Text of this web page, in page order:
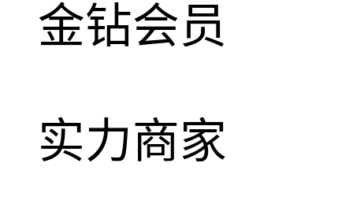
金钻会员
实力商家